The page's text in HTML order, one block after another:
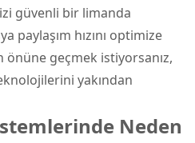
güvenli bir limanda
paylaşım hızını optimize
önüne geçmek istiyorsanız,
yakından
Neden